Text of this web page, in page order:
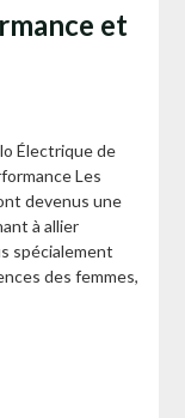
et
Électrique de
Les
devenus une
à allier
spécialement
des femmes,